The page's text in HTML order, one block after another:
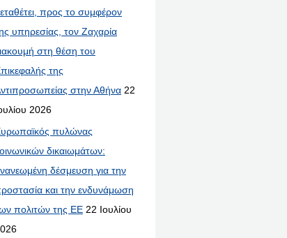
προς το συμφέρον
υπηρεσίας, τον Ζαχαρία
στη θέση του
της
στην Αθήνα 22
2026
πυλώνας
δικαιωμάτων:
δέσμευση για την
και την ενδυνάμωση
πολιτών της ΕΕ 22 Ιουλίου